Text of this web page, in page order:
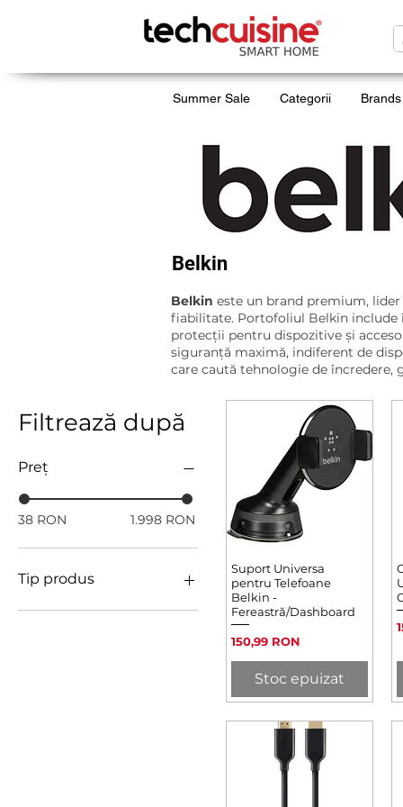
Summer Sale Categorii
Belkin
Belkin este un brand premium,
fiabilitate. Portofoliul Belkin include
protecții pentru dispozitive și
siguranță maximă, indiferent de
care caută tehnologie de încredere,
Filtrează după
Preț
38 RON 1.998 RON
Tip produs
Mac Accessories
Afișare rapidă
Suport Universa
pentru Telefoane
Belkin -
Fereastră/Dashboard
Preț
150,99 RON
Stoc epuizat